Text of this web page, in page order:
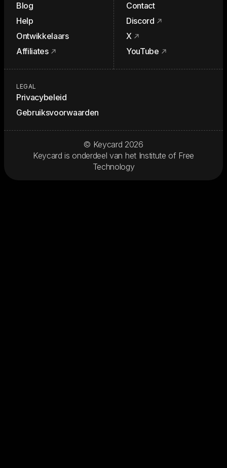
Blog
Help
Ontwikkelaars
Affiliates
Contact
Discord
X
YouTube
LEGAL
Privacybeleid
Gebruiksvoorwaarden
© Keycard 2026
Keycard is onderdeel van het Institute of Free
Technology